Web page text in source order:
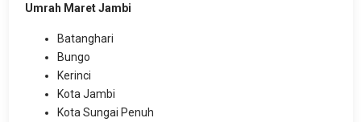
Umrah Maret Jambi
Batanghari
Bungo
Kerinci
Kota Jambi
Kota Sungai Penuh